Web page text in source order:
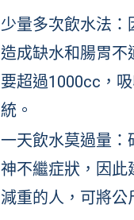
少量多次飲水法：
造成缺水和腸胃
要超過1000cc，
統。
一天飲水莫過量：
神不繼症狀，因此
減重的人，可將公